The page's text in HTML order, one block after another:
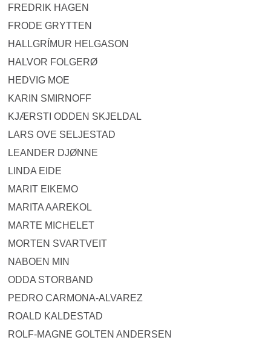
FREDRIK HAGEN
FRODE GRYTTEN
HALLGRÍMUR HELGASON
HALVOR FOLGERØ
HEDVIG MOE
KARIN SMIRNOFF
KJÆRSTI ODDEN SKJELDAL
LARS OVE SELJESTAD
LEANDER DJØNNE
LINDA EIDE
MARIT EIKEMO
MARITA AAREKOL
MARTE MICHELET
MORTEN SVARTVEIT
NABOEN MIN
ODDA STORBAND
PEDRO CARMONA-ALVAREZ
ROALD KALDESTAD
ROLF-MAGNE GOLTEN ANDERSEN